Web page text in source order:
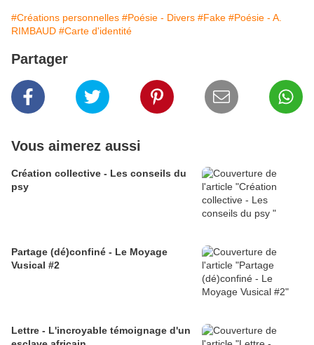
#Créations personnelles #Poésie - Divers #Fake #Poésie - A.
RIMBAUD #Carte d'identité
Partager
Vous aimerez aussi
Création collective - Les conseils du
psy
Partage (dé)confiné - Le Moyage
Vusical #2
Lettre - L'incroyable témoignage d'un